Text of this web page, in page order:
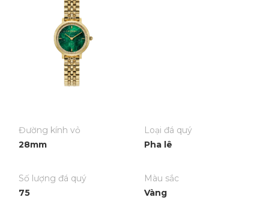
Đường kính vỏ
28mm
Loại đá quý
Pha lê
Số lượng đá quý
75
Màu sắc
Vàng